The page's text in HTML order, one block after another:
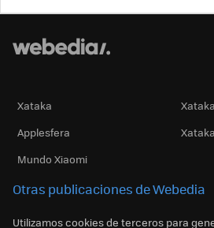
Xataka
Applesfera
Mundo Xiaomi
Otras publicaciones de Webedia
Utilizamos cookies de terceros para